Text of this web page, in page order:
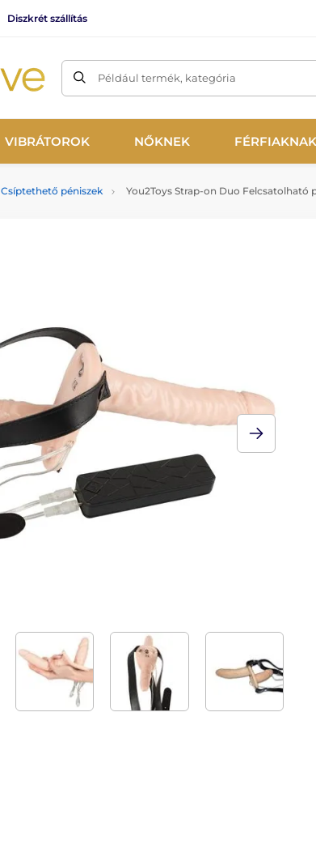
Diszkrét szállítás
Például termék, kategória
VIBRÁTOROK NŐKNEK FÉRFIAKNAK
Csíptethető péniszek You2Toys Strap-on Duo Felcsatolható